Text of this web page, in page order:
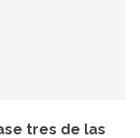
tres de las